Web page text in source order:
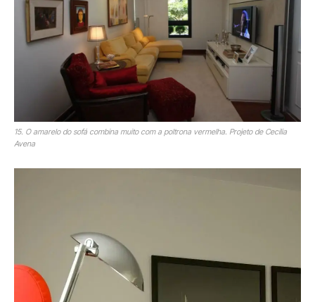
15. O amarelo do sofá combina muito com a poltrona vermelha. Projeto de Cecília
Avena